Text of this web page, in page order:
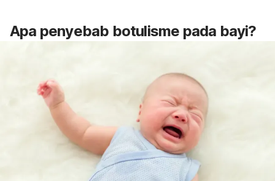
Apa penyebab botulisme pada bayi?